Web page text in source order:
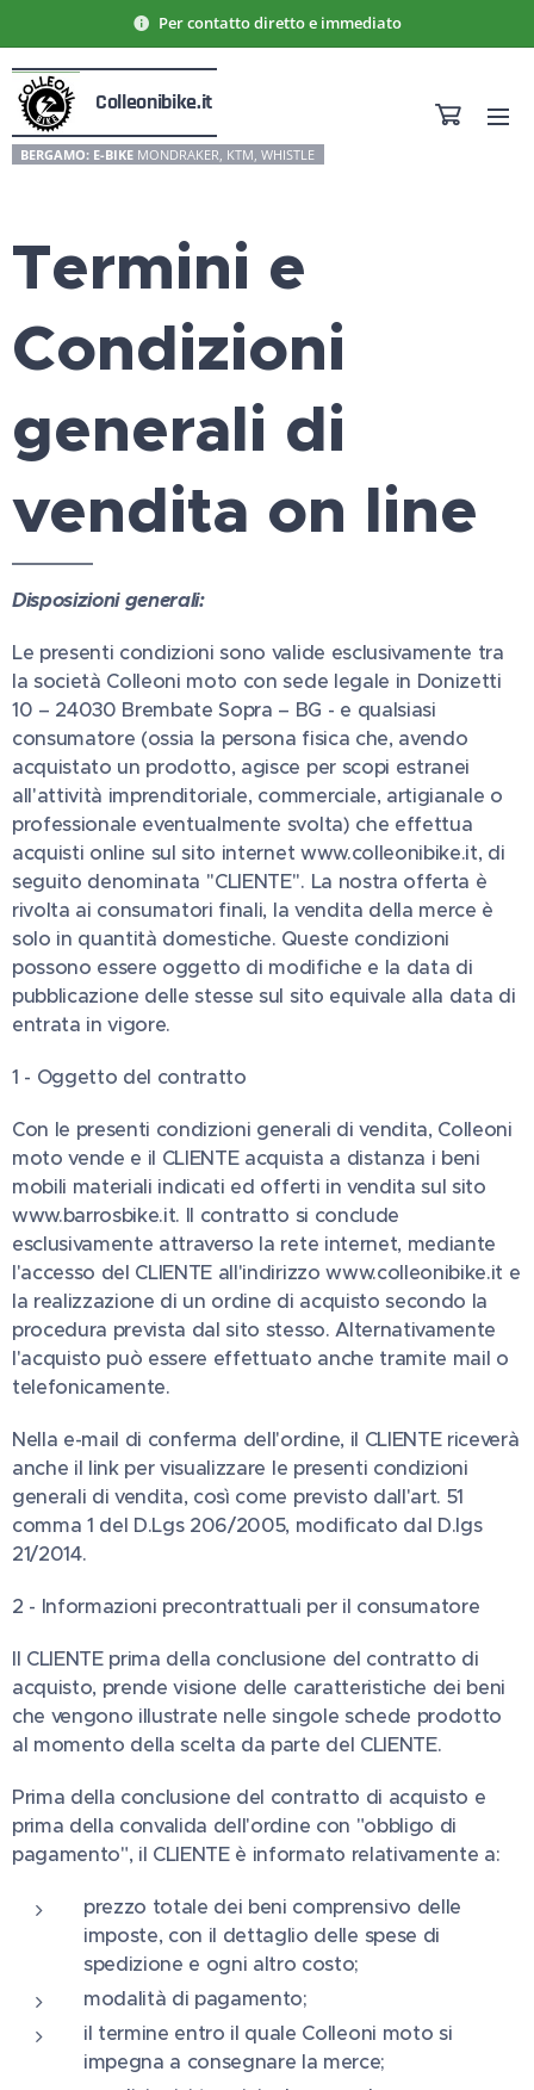
Per contatto diretto e immediato
Colleonibike.it
BERGAMO: E-BIKE MONDRAKER, KTM, WHISTLE
Termini e
Condizioni
generali di
vendita on line
Disposizioni generali:
Le presenti condizioni sono valide esclusivamente tra
la società Colleoni moto con sede legale in Donizetti
10 – 24030 Brembate Sopra – BG - e qualsiasi
consumatore (ossia la persona fisica che, avendo
acquistato un prodotto, agisce per scopi estranei
all'attività imprenditoriale, commerciale, artigianale o
professionale eventualmente svolta) che effettua
acquisti online sul sito internet www.colleonibike.it, di
seguito denominata ''CLIENTE''. La nostra offerta è
rivolta ai consumatori finali, la vendita della merce è
solo in quantità domestiche. Queste condizioni
possono essere oggetto di modifiche e la data di
pubblicazione delle stesse sul sito equivale alla data di
entrata in vigore.
1 - Oggetto del contratto
Con le presenti condizioni generali di vendita, Colleoni
moto vende e il CLIENTE acquista a distanza i beni
mobili materiali indicati ed offerti in vendita sul sito
www.barrosbike.it. Il contratto si conclude
esclusivamente attraverso la rete internet, mediante
l'accesso del CLIENTE all'indirizzo www.colleonibike.it e
la realizzazione di un ordine di acquisto secondo la
procedura prevista dal sito stesso. Alternativamente
l'acquisto può essere effettuato anche tramite mail o
telefonicamente.
Nella e-mail di conferma dell'ordine, il CLIENTE riceverà
anche il link per visualizzare le presenti condizioni
generali di vendita, così come previsto dall'art. 51
comma 1 del D.Lgs 206/2005, modificato dal D.lgs
21/2014.
2 - Informazioni precontrattuali per il consumatore
Il CLIENTE prima della conclusione del contratto di
acquisto, prende visione delle caratteristiche dei beni
che vengono illustrate nelle singole schede prodotto
al momento della scelta da parte del CLIENTE.
Prima della conclusione del contratto di acquisto e
prima della convalida dell'ordine con "obbligo di
pagamento", il CLIENTE è informato relativamente a:
prezzo totale dei beni comprensivo delle
imposte, con il dettaglio delle spese di
spedizione e ogni altro costo;
modalità di pagamento;
il termine entro il quale Colleoni moto si
impegna a consegnare la merce;